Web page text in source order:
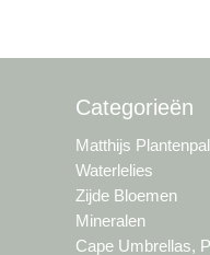
Categorieën
Matthijs
Waterlelies
Zijde Bloemen
Mineralen
Cape Umbrellas,